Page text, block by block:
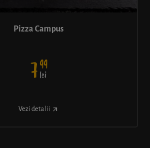
Pizza Campus
799
lei
Vezi detalii